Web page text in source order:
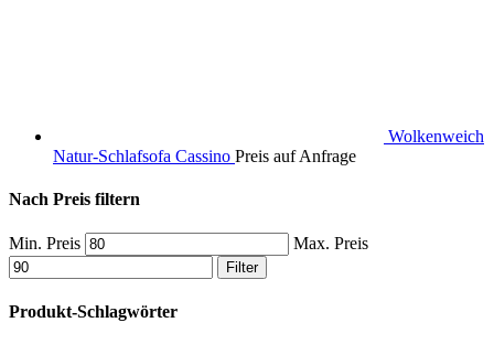
Wolkenweich
Natur-Schlafsofa Cassino Preis auf Anfrage
Nach Preis filtern
Min. Preis Max. Preis
Filter
Produkt-Schlagwörter